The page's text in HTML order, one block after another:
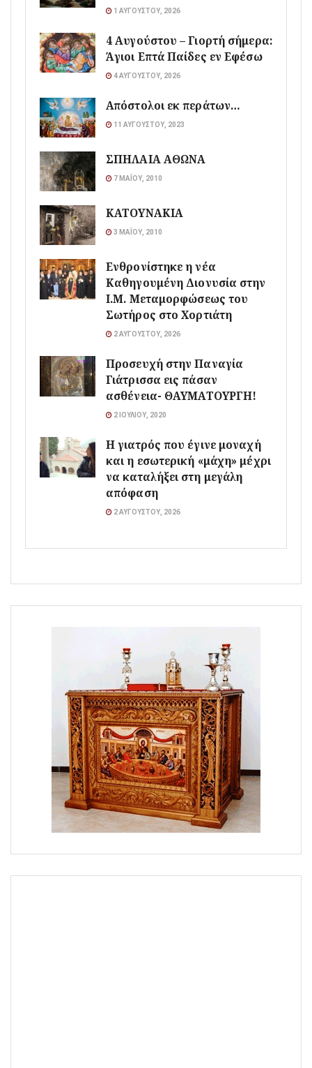
1 ΑΥΓΟΎΣΤΟΥ, 2026
4 Αυγούστου – Γιορτή σήμερα:
Άγιοι Επτά Παίδες εν Εφέσω
4 ΑΥΓΟΎΣΤΟΥ, 2026
Απόστολοι εκ περάτων…
11 ΑΥΓΟΎΣΤΟΥ, 2023
ΣΠΗΛΑΙΑ ΑΘΩΝΑ
7 ΜΑΪ́ΟΥ, 2010
ΚΑΤΟΥΝΑΚΙΑ
3 ΜΑΪ́ΟΥ, 2010
Ενθρονίστηκε η νέα
Καθηγουμένη Διονυσία στην
Ι.Μ. Μεταμορφώσεως του
Σωτήρος στο Χορτιάτη
2 ΑΥΓΟΎΣΤΟΥ, 2026
Προσευχή στην Παναγία
Γιάτρισσα εις πάσαν
ασθένεια- ΘΑΥΜΑΤΟΥΡΓΗ!
2 ΙΟΥΛΊΟΥ, 2020
Η γιατρός που έγινε μοναχή
και η εσωτερική «μάχη» μέχρι
να καταλήξει στη μεγάλη
απόφαση
2 ΑΥΓΟΎΣΤΟΥ, 2026